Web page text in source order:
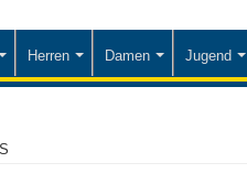
Herren Damen Jugend